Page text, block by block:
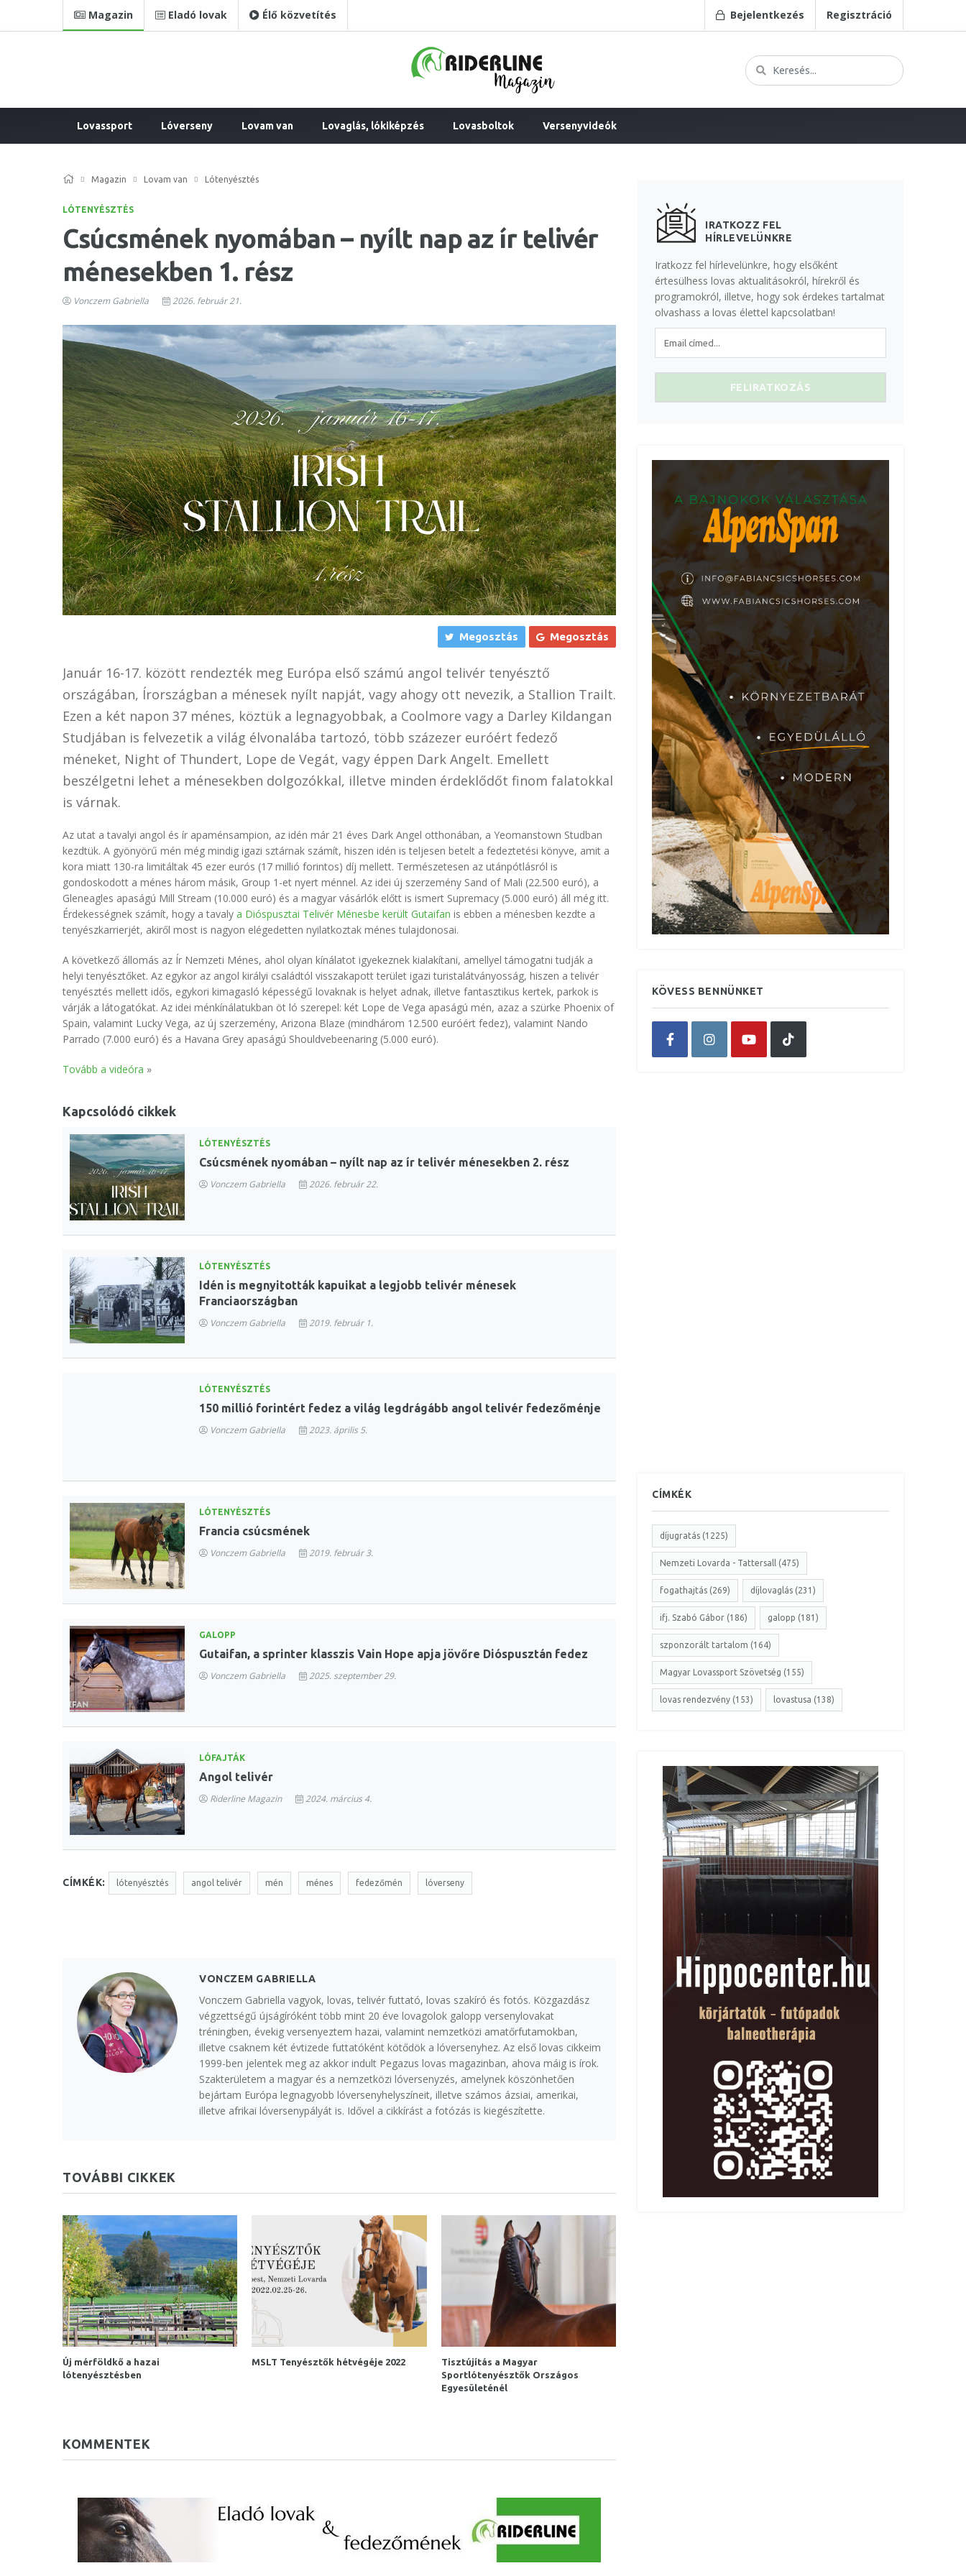
Magazin Eladó lovak Élő közvetítés Bejelentkezés Regisztráció
Lovassport Lóverseny Lovam van Lovaglás, lókiképzés Lovasboltok Versenyvideók
Magazin Lovam van Lótenyésztés
LÓTENYÉSZTÉS
Csúcsmének nyomában – nyílt nap az ír telivér
ménesekben 1. rész
Vonczem Gabriella 2026. február 21.
Megosztás Megosztás
Január 16-17. között rendezték meg Európa első számú angol telivér tenyésztő
országában, Írországban a ménesek nyílt napját, vagy ahogy ott nevezik, a Stallion Trailt.
Ezen a két napon 37 ménes, köztük a legnagyobbak, a Coolmore vagy a Darley Kildangan
Studjában is felvezetik a világ élvonalába tartozó, több százezer euróért fedező
méneket, Night of Thundert, Lope de Vegát, vagy éppen Dark Angelt. Emellett
beszélgetni lehet a ménesekben dolgozókkal, illetve minden érdeklődőt finom falatokkal
is várnak.
Az utat a tavalyi angol és ír apaménsampion, az idén már 21 éves Dark Angel otthonában, a Yeomanstown Studban
kezdtük. A gyönyörű mén még mindig igazi sztárnak számít, hiszen idén is teljesen betelt a fedeztetési könyve, amit a
kora miatt 130-ra limitáltak 45 ezer eurós (17 millió forintos) díj mellett. Természetesen az utánpótlásról is
gondoskodott a ménes három másik, Group 1-et nyert ménnel. Az idei új szerzemény Sand of Mali (22.500 euró), a
Gleneagles apaságú Mill Stream (10.000 euró) és a magyar vásárlók előtt is ismert Supremacy (5.000 euró) áll még itt.
Érdekességnek számít, hogy a tavaly a Dióspusztai Telivér Ménesbe került Gutaifan is ebben a ménesben kezdte a
tenyészkarrierjét, akiről most is nagyon elégedetten nyilatkoztak ménes tulajdonosai.
A következő állomás az Ír Nemzeti Ménes, ahol olyan kínálatot igyekeznek kialakítani, amellyel támogatni tudják a
helyi tenyésztőket. Az egykor az angol királyi családtól visszakapott terület igazi turistalátványosság, hiszen a telivér
tenyésztés mellett idős, egykori kimagasló képességű lovaknak is helyet adnak, illetve fantasztikus kertek, parkok is
várják a látogatókat. Az idei ménkínálatukban öt ló szerepel: két Lope de Vega apaságú mén, azaz a szürke Phoenix of
Spain, valamint Lucky Vega, az új szerzemény, Arizona Blaze (mindhárom 12.500 euróért fedez), valamint Nando
Parrado (7.000 euró) és a Havana Grey apaságú Shouldvebeenaring (5.000 euró).
Tovább a videóra »
Kapcsolódó cikkek
LÓTENYÉSZTÉS
Csúcsmének nyomában – nyílt nap az ír telivér ménesekben 2. rész
Vonczem Gabriella 2026. február 22.
LÓTENYÉSZTÉS
Idén is megnyitották kapuikat a legjobb telivér ménesek
Franciaországban
Vonczem Gabriella 2019. február 1.
LÓTENYÉSZTÉS
150 millió forintért fedez a világ legdrágább angol telivér fedezőménje
Vonczem Gabriella 2023. április 5.
LÓTENYÉSZTÉS
Francia csúcsmének
Vonczem Gabriella 2019. február 3.
GALOPP
Gutaifan, a sprinter klasszis Vain Hope apja jövőre Dióspusztán fedez
Vonczem Gabriella 2025. szeptember 29.
LÓFAJTÁK
Angol telivér
Riderline Magazin 2024. március 4.
CÍMKÉK: lótenyésztés angol telivér mén ménes fedezőmén lóverseny
VONCZEM GABRIELLA
Vonczem Gabriella vagyok, lovas, telivér futtató, lovas szakíró és fotós. Közgazdász
végzettségű újságíróként több mint 20 éve lovagolok galopp versenylovakat
tréningben, évekig versenyeztem hazai, valamint nemzetközi amatőrfutamokban,
illetve csaknem két évtizede futtatóként kötődök a lóversenyhez. Az első lovas cikkeim
1999-ben jelentek meg az akkor indult Pegazus lovas magazinban, ahova máig is írok.
Szakterületem a magyar és a nemzetközi lóversenyzés, amelynek köszönhetően
bejártam Európa legnagyobb lóversenyhelyszíneit, illetve számos ázsiai, amerikai,
illetve afrikai lóversenypályát is. Idővel a cikkírást a fotózás is kiegészítette.
TOVÁBBI CIKKEK
Új mérföldkő a hazai
lótenyésztésben
MSLT Tenyésztők hétvégéje 2022
Tisztújítás a Magyar
Sportlótenyésztők Országos
Egyesületénél
KOMMENTEK
IRATKOZZ FEL
HÍRLEVELÜNKRE
Iratkozz fel hírlevelünkre, hogy elsőként
értesülhess lovas aktualitásokról, hírekről és
programokról, illetve, hogy sok érdekes tartalmat
olvashass a lovas élettel kapcsolatban!
KÖVESS BENNÜNKET
CÍMKÉK
díjugratás (1225)
Nemzeti Lovarda - Tattersall (475)
fogathajtás (269) díjlovaglás (231)
ifj. Szabó Gábor (186) galopp (181)
szponzorált tartalom (164)
Magyar Lovassport Szövetség (155)
lovas rendezvény (153) lovastusa (138)